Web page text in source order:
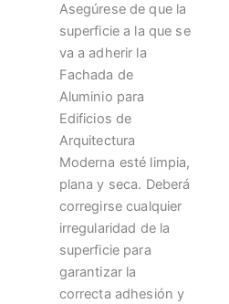
Asegúrese de que la
superficie a la que se
va a adherir la
Fachada de
Aluminio para
Edificios de
Arquitectura
Moderna esté limpia,
plana y seca. Deberá
corregirse cualquier
irregularidad de la
superficie para
garantizar la
correcta adhesión y